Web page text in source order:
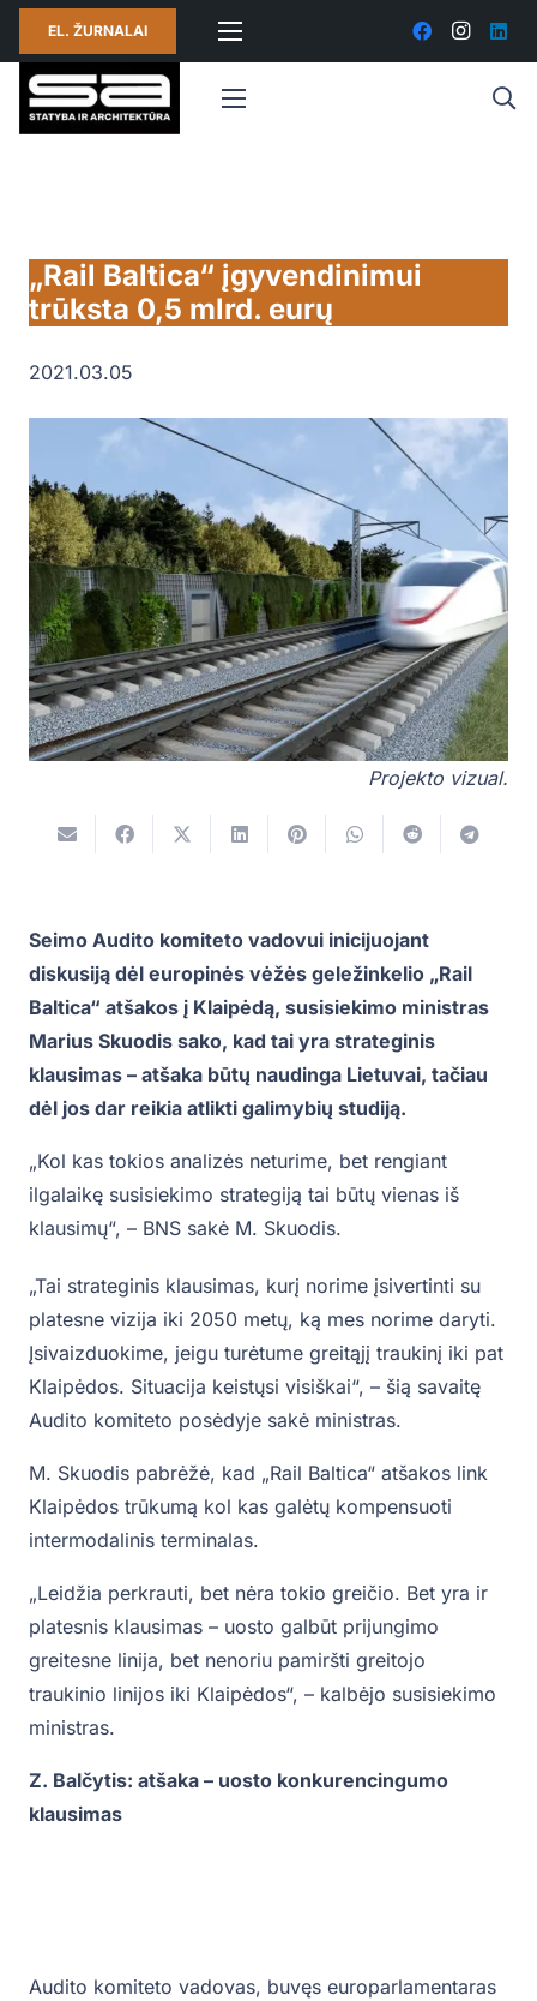
EL. ŽURNALAI
„Rail Baltica“ įgyvendinimui
trūksta 0,5 mlrd. eurų
2021.03.05
Projekto vizual.
Seimo Audito komiteto vadovui inicijuojant
diskusiją dėl europinės vėžės geležinkelio „Rail
Baltica“ atšakos į Klaipėdą, susisiekimo ministras
Marius Skuodis sako, kad tai yra strateginis
klausimas – atšaka būtų naudinga Lietuvai, tačiau
dėl jos dar reikia atlikti galimybių studiją.
„Kol kas tokios analizės neturime, bet rengiant
ilgalaikę susisiekimo strategiją tai būtų vienas iš
klausimų“, – BNS sakė M. Skuodis.
„Tai strateginis klausimas, kurį norime įsivertinti su
platesne vizija iki 2050 metų, ką mes norime daryti.
Įsivaizduokime, jeigu turėtume greitąjį traukinį iki pat
Klaipėdos. Situacija keistųsi visiškai“, – šią savaitę
Audito komiteto posėdyje sakė ministras.
M. Skuodis pabrėžė, kad „Rail Baltica“ atšakos link
Klaipėdos trūkumą kol kas galėtų kompensuoti
intermodalinis terminalas.
„Leidžia perkrauti, bet nėra tokio greičio. Bet yra ir
platesnis klausimas – uosto galbūt prijungimo
greitesne linija, bet nenoriu pamiršti greitojo
traukinio linijos iki Klaipėdos“, – kalbėjo susisiekimo
ministras.
Z. Balčytis: atšaka – uosto konkurencingumo
klausimas
Audito komiteto vadovas, buvęs europarlamentaras